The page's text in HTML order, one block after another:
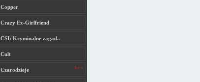
Copper
Crazy Ex-Girlfriend
CSI: Kryminalne zagad..
Cult
Czarodzieje